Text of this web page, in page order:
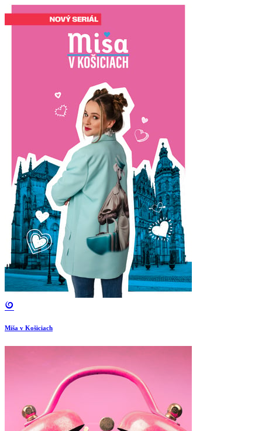
Miša v Košiciach